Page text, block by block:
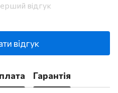
відгук
відгук
Гарантія